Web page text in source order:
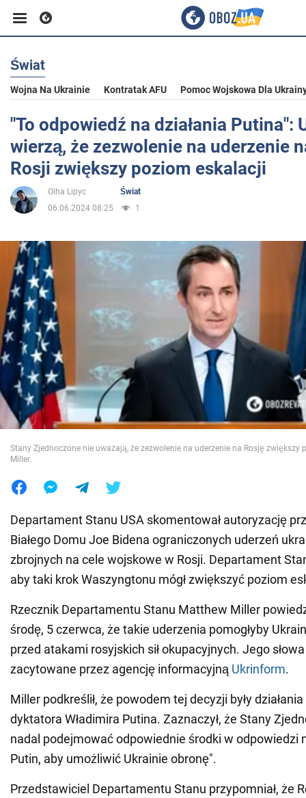
Biznes
Sport
Rozrywka
Życie
Polityka
Społeczeństwo
Wojna na Ukrainie
Świat
Jedzenie
Świat
Wojna Na Ukrainie Kontratak AFU Pomoc Wojskowa Dla
"To odpowiedź na działania Putina":
wierzą, że zezwolenie na uderzenie
Rosji zwiększy poziom eskalacji
Olha Lipyc
Świat
06.06.2024 08:25
1
Stany Zjednoczone nie uważają, że zezwolenie na uderzenie na Rosję zwiększy
Miller.
Departament Stanu USA skomentował autoryzację
Białego Domu Joe Bidena ograniczonych uderzeń
zbrojnych na cele wojskowe w Rosji. Departament
aby taki krok Waszyngtonu mógł zwiększyć poziom
Rzecznik Departamentu Stanu Matthew Miller
środę, 5 czerwca, że takie uderzenia pomogłyby
przed atakami rosyjskich sił okupacyjnych. Jego słowa
zacytowane przez agencję informacyjną Ukrinform.
Miller podkreślił, że powodem tej decyzji były
dyktatora Władimira Putina. Zaznaczył, że Stany
nadal podejmować odpowiednie środki w odpowiedzi
Putin, aby umożliwić Ukrainie obronę".
Przedstawiciel Departamentu Stanu przypomniał, że